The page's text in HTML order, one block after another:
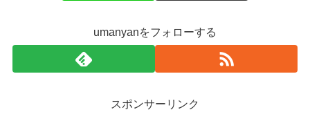
umanyanをフォローする
スポンサーリンク